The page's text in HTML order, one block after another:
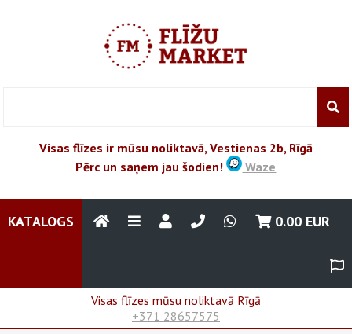
Visas flīzes ir mūsu noliktavā, Vestienas 2b, Rīgā
Pērc un saņem jau šodien!
Waze
KATALOGS 0.00 EUR
Visas flīzes mūsu noliktavā Rīgā
+371 28657575